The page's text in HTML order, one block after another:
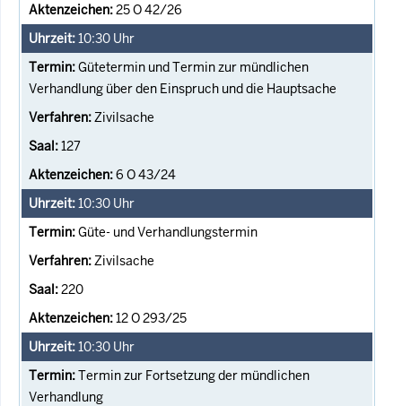
25 O 42/26
10:30 Uhr
Gütetermin und Termin zur mündlichen
Verhandlung über den Einspruch und die Hauptsache
Zivilsache
127
6 O 43/24
10:30 Uhr
Güte- und Verhandlungstermin
Zivilsache
220
12 O 293/25
10:30 Uhr
Termin zur Fortsetzung der mündlichen
Verhandlung